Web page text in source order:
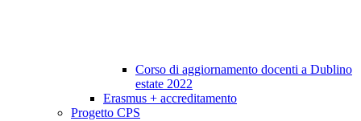
Corso di aggiornamento docenti a Dublino
estate 2022
Erasmus + accreditamento
Progetto CPS